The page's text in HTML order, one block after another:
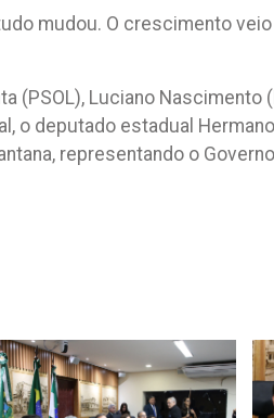
mudou. O crescimento
(PSOL), Luciano Nascimento
o deputado estadual
representando o